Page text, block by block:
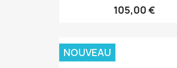
105,00 €
NOUVEAU